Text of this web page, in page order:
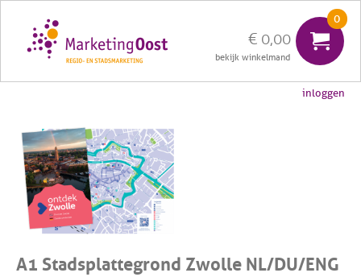
Weerribben-Wieden
0
€ 0,00
inloggen
A1 Stadsplattegrond Zwolle NL/DU/ENG